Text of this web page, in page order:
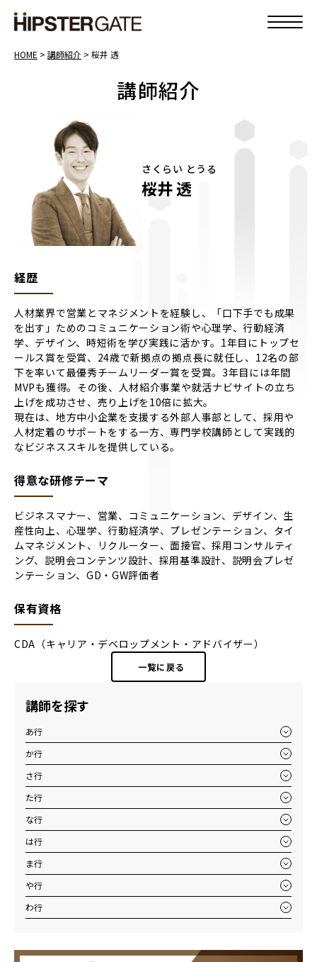
HOME > 講師紹介 > 桜井 透
講師紹介
さくらい とうる
桜井 透
経歴
人材業界で営業とマネジメントを経験し、「口下手でも成果
を出す」ためのコミュニケーション術や心理学、行動経済
学、デザイン、時短術を学び実践に活かす。1年目にトップセ
ールス賞を受賞、24歳で新拠点の拠点長に就任し、12名の部
下を率いて最優秀チームリーダー賞を受賞。3年目には年間
MVPも獲得。その後、人材紹介事業や就活ナビサイトの立ち
上げを成功させ、売り上げを10倍に拡大。
現在は、地方中小企業を支援する外部人事部として、採用や
人材定着のサポートをする一方、専門学校講師として実践的
なビジネススキルを提供している。
得意な研修テーマ
ビジネスマナー、営業、コミュニケーション、デザイン、生
産性向上、心理学、行動経済学、プレゼンテーション、タイ
ムマネジメント、リクルーター、面接官、採用コンサルティ
ング、説明会コンテンツ設計、採用基準設計、説明会プレゼ
ンテーション、GD・GW評価者
保有資格
CDA（キャリア・デベロップメント・アドバイザー）
講師を探す
あ行
か行
さ行
た行
な行
は行
ま行
や行
わ行
一覧に戻る